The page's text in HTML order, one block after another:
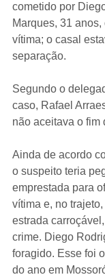
cometido por
Marques, 31
vítima; o casal
separação.
Segundo o
caso, Rafael
não aceitava o fim
Ainda de acordo
o suspeito teria
emprestada para
vítima e, no
estrada
crime. Diego
foragido. Esse foi
do ano em